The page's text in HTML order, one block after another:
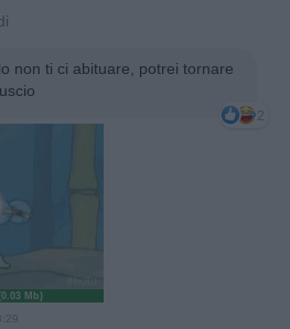
non ti ci abituare, potrei tornare
2
Mb)